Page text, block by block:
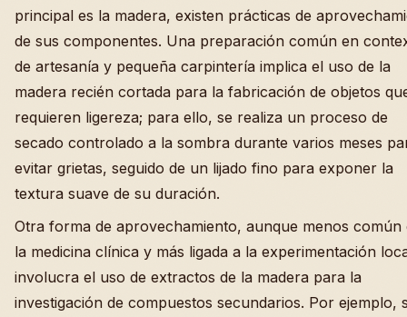
principal es la madera, existen prácticas de
de sus componentes. Una preparación común en
de artesanía y pequeña carpintería implica el uso de la
madera recién cortada para la fabricación de objetos
requieren ligereza; para ello, se realiza un proceso de
secado controlado a la sombra durante varios meses
evitar grietas, seguido de un lijado fino para exponer la
textura suave de su duración.
Otra forma de aprovechamiento, aunque menos común
la medicina clínica y más ligada a la experimentación
involucra el uso de extractos de la madera para la
investigación de compuestos secundarios. Por ejemplo,